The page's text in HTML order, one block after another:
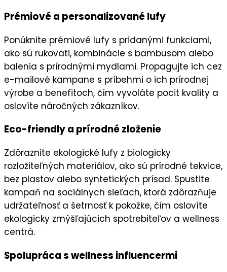
Prémiové a personalizované lufy
Ponúknite prémiové lufy s pridanými funkciami,
ako sú rukoväti, kombinácie s bambusom alebo
balenia s prírodnými mydlami. Propagujte ich cez
e-mailové kampane s príbehmi o ich prírodnej
výrobe a benefitoch, čím vyvoláte pocit kvality a
oslovíte náročných zákazníkov.
Eco-friendly a prírodné zloženie
Zdôraznite ekologické lufy z biologicky
rozložiteľných materiálov, ako sú prírodné tekvice,
bez plastov alebo syntetických prísad. Spustite
kampaň na sociálnych sieťach, ktorá zdôrazňuje
udržateľnosťa šetrnosť k pokožke, čím oslovíte
ekologicky zmýšľajúcich spotrebiteľov a wellness
centrá.
Spolupráca s wellness influencermi